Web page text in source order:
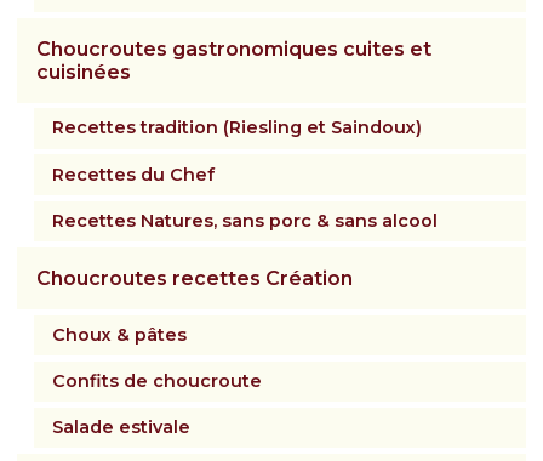
Recettes et conseils
Choucroutes gastronomiques cuites et
cuisinées
Recettes tradition (Riesling et Saindoux)
Recettes du Chef
Recettes Natures, sans porc & sans alcool
Choucroutes recettes Création
Choux & pâtes
Confits de choucroute
Salade estivale